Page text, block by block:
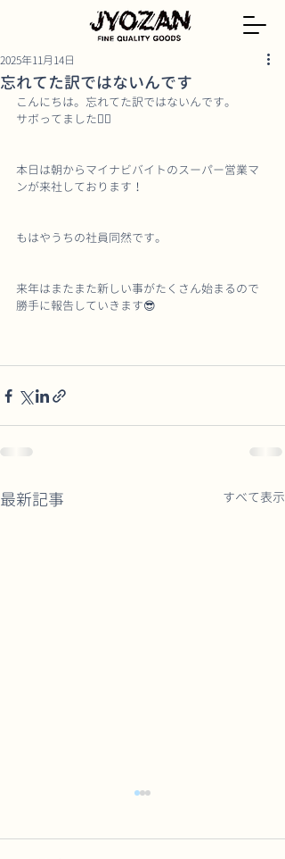
忘れてた訳ではないんです
2025年11月14日
こんにちは。忘れてた訳ではないんです。
サボってました🙆‍♂️
本日は朝からマイナビバイトのスーパー営業マ
ンが来社しております！
もはやうちの社員同然です。
来年はまたまた新しい事がたくさん始まるので
勝手に報告していきます😎
最新記事 すべて表示